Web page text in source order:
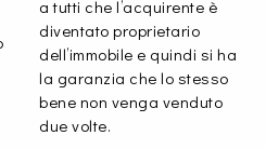
a tutti che l’acquirente è
diventato proprietario
dell’immobile e quindi si ha
la garanzia che lo stesso
bene non venga venduto
due volte.